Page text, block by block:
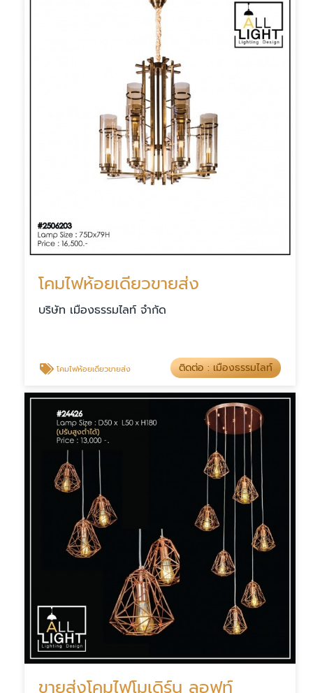
โคมไฟห้อยเดียวขายส่ง
บริษัท เมืองธรรมไลท์ จำกัด
โคมไฟห้อยเดียวขายส่ง ติดต่อ : เมืองธรรมไลท์
ขายส่งโคมไฟโมเดิร์น ลอฟท์